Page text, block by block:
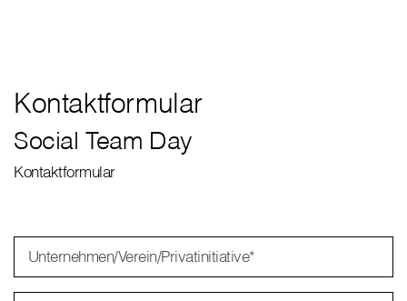
Kontaktformular
Social Team Day
Kontaktformular
Unternehmen/Verein/Privatinitiative*